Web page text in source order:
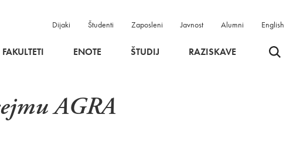
Dijaki Študenti Zaposleni Javnost Alumni English
ENOTE ŠTUDIJ RAZISKAVE Odpri
AGRA